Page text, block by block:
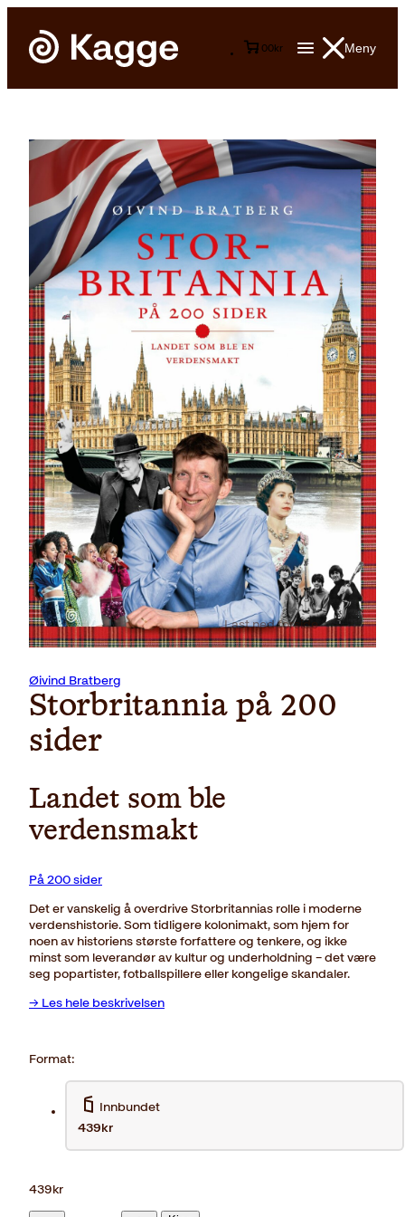
Meny
00kr
Last ned forside
Øivind Bratberg
Storbritannia på 200
sider
Landet som ble
verdensmakt
På 200 sider
Det er vanskelig å overdrive Storbritannias rolle i moderne
verdenshistorie. Som tidligere kolonimakt, som hjem for
noen av historiens største forfattere og tenkere, og ikke
minst som leverandør av kultur og underholdning – det være
seg popartister, fotballspillere eller kongelige skandaler.
→ Les hele beskrivelsen
Format:
Innbundet
439kr
439kr